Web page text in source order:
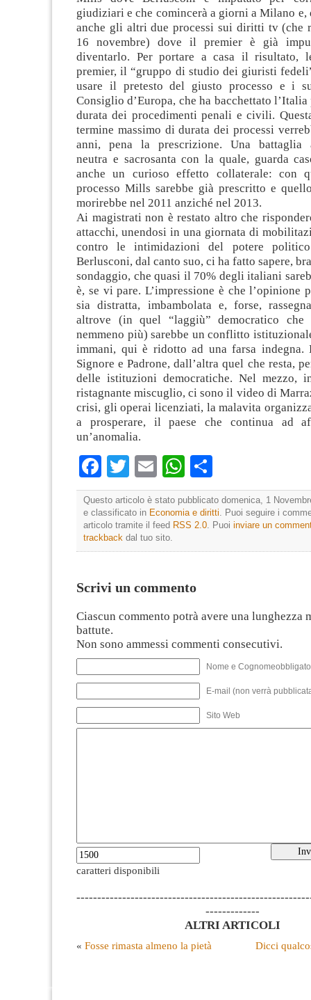
giudiziari e che comincerà a giorni a Milano e,
anche gli altri due processi sui diritti tv (che
16 novembre) dove il premier è già
diventarlo. Per portare a casa il risultato,
premier, il “gruppo di studio dei giuristi
usare il pretesto del giusto processo e i
Consiglio d’Europa, che ha bacchettato l’Italia
durata dei procedimenti penali e civili.
termine massimo di durata dei processi
anni, pena la prescrizione. Una battaglia
neutra e sacrosanta con la quale, guarda
anche un curioso effetto collaterale: con
processo Mills sarebbe già prescritto e
morirebbe nel 2011 anziché nel 2013.
Ai magistrati non è restato altro che
attacchi, unendosi in una giornata di
contro le intimidazioni del potere
Berlusconi, dal canto suo, ci ha fatto sapere,
sondaggio, che quasi il 70% degli italiani
è, se vi pare. L’impressione è che l’opinione
sia distratta, imbambolata e, forse,
altrove (in quel “laggiù” democratico che
nemmeno più) sarebbe un conflitto
immani, qui è ridotto ad una farsa indegna.
Signore e Padrone, dall’altra quel che resta,
delle istituzioni democratiche. Nel mezzo,
ristagnante miscuglio, ci sono il video di
crisi, gli operai licenziati, la malavita
a prosperare, il paese che continua ad
un’anomalia.
Facebook
TwitterEmailWhatsApp
Questo articolo è stato pubblicato domenica, 1
e classificato in Economia e diritti . Puoi seguire i
articolo tramite il feed RSS 2.0 . Puoi inviare un
trackback dal tuo sito.
Scrivi un commento
Ciascun commento potrà avere una lunghezza
battute.
Non sono ammessi commenti consecutivi.
Nome e
E-mail (non verrà
Sito Web
caratteri disponibili
-------------
ALTRI ARTICOLI
« Fosse rimasta almeno la pietà Dicci